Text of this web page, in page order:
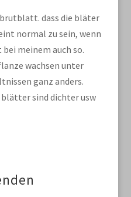
dass die bläter
normal zu sein, wenn
meinem auch so.
wachsen unter
ganz anders.
sind dichter usw